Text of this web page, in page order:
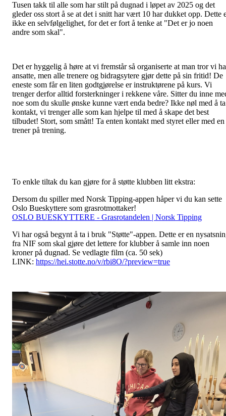
Tusen takk til alle som har stilt på dugnad i løpet av 2025 og det
gleder oss stort å se at det i snitt har vært 10 har dukket opp. Dette
ikke en selvfølgelighet, for det er fort å tenke at "Det er jo noen
andre som skal".
Det er hyggelig å høre at vi fremstår så organiserte at man tror vi
ansatte, men alle trenere og bidragsytere gjør dette på sin fritid! De
eneste som får en liten godtgjørelse er instruktørene på kurs. Vi
trenger derfor alltid forsterkninger i rekkene våre. Sitter du inne
noe som du skulle ønske kunne vært enda bedre? Ikke nøl med å ta
kontakt, vi trenger alle som kan hjelpe til med å skape det best
tilbudet! Stort, som smått! Ta enten kontakt med styret eller med en
trener på trening.
To enkle tiltak du kan gjøre for å støtte klubben litt ekstra:
Dersom du spiller med Norsk Tipping-appen håper vi du kan sette
Oslo Bueskyttere som grasrotmottaker!
OSLO BUESKYTTERE - Grasrotandelen | Norsk Tipping
Vi har også begynt å ta i bruk "Støtte"-appen. Dette er en
fra NIF som skal gjøre det lettere for klubber å samle inn noen
kroner på dugnad. Se vedlagte film (ca. 50 sek)
LINK: https://hei.stotte.no/v/rbi8O/?preview=true